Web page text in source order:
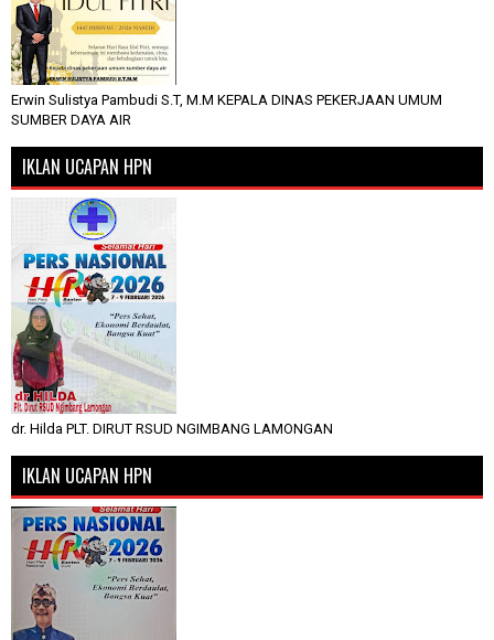
Erwin Sulistya Pambudi S.T, M.M KEPALA DINAS PEKERJAAN UMUM
SUMBER DAYA AIR
IKLAN UCAPAN HPN
dr. Hilda PLT. DIRUT RSUD NGIMBANG LAMONGAN
IKLAN UCAPAN HPN